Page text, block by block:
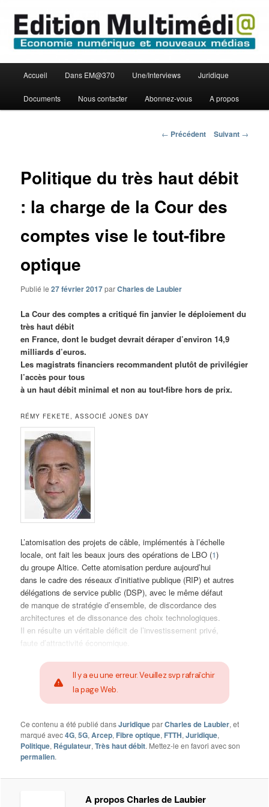
contenu
principalEdition Multimédi@
principal
Accueil Dans EM@370 Une/Interviews Juridique
Documents Nous contacter Abonnez-vous A propos
Navigation
← Précédent Suivant →
Politique du très haut débit
: la charge de la Cour des
comptes vise le tout-fibre
optique
Publié le27 février 2017parCharles de Laubier
La Cour des comptes a critiqué fin janvier le déploiement du
très haut débit
en France, dont le budget devrait déraper d’environ 14,9
milliards d’euros.
Les magistrats financiers recommandent plutôt de privilégier
l’accès pour tous
à un haut débit minimal et non au tout-fibre hors de prix.
RÉMY FEKETE, ASSOCIÉ JONES DAY
L’atomisation des projets de câble, implémentés à l’échelle
locale, ont fait les beaux jours des opérations de LBO (1)
du groupe Altice. Cette atomisation perdure aujourd’hui
dans le cadre des réseaux d’initiative publique (RIP) et autres
délégations de service public (DSP), avec le même défaut
de manque de stratégie d’ensemble, de discordance des
architectures et de dissonance des choix technologiques.
Il en résulte un véritable déficit de l’investissement privé,
faute d’attractivité économique.
Il y a eu une erreur. Veuillez svp rafraîchir
la page Web.
Ce contenu a été publié dansJuridiqueparCharles de Laubier, et
marqué avec4G,5G,Arcep, Fibre optique, FTTH,Juridique,
Politique, Régulateur,Très haut débit. Mettez-le en favori avec son
permalien.
A propos Charles de Laubier